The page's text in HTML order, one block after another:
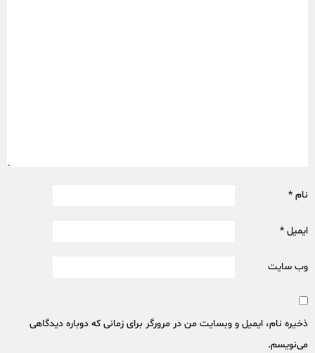
نام *
ایمیل *
وب‌ سایت
ذخیره نام، ایمیل و وبسایت من در مرورگر برای زمانی که دوباره دیدگاهی
می‌نویسم.